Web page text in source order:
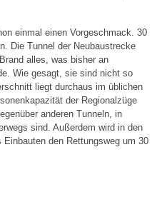
einmal einen Vorgeschmack. 30
Die Tunnel der Neubaustrecke
alles, was bisher an
Wie gesagt, sie sind nicht so
liegt durchaus im üblichen
der Regionalzüge
anderen Tunneln, in
sind. Außerdem wird in den
den Rettungsweg um 30